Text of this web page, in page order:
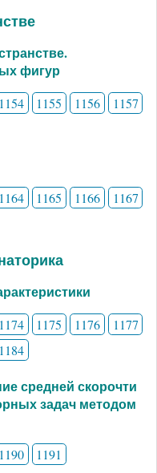
фигур
1154 1155 1156
1157
1164 1165 1166
1167
1174 1175 1176
1177
1184
средней скорочти
задач методом
1190 1191